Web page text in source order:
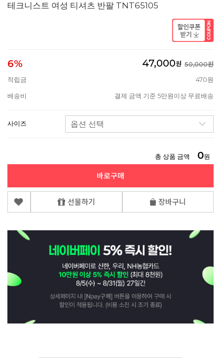
테크니스트 여성 티셔츠 반팔 TNT65105
6% 47,000원 50,000원
적립금
470원
배송비 결제 금액 기준 5만원이상 무료배송
사이즈
총 상품 금액 0원
바로구매
선물하기 장바구니